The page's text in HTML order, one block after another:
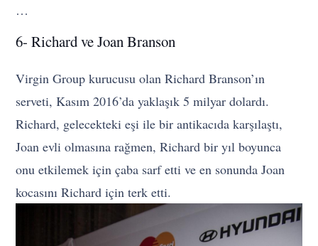
…
6- Richard ve Joan Branson
Virgin Group kurucusu olan Richard Branson’ın
serveti, Kasım 2016’da yaklaşık 5 milyar dolardı.
Richard, gelecekteki eşi ile bir antikacıda karşılaştı,
Joan evli olmasına rağmen, Richard bir yıl boyunca
onu etkilemek için çaba sarf etti ve en sonunda Joan
kocasını Richard için terk etti.